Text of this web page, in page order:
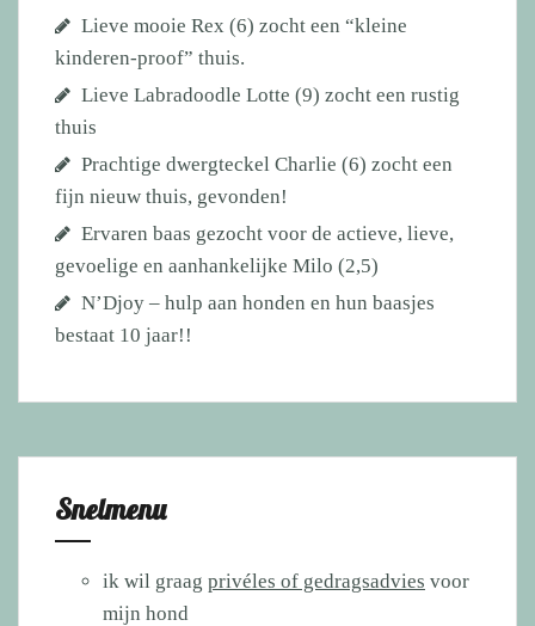
Lieve mooie Rex (6) zocht een “kleine
kinderen-proof” thuis.
Lieve Labradoodle Lotte (9) zocht een rustig
thuis
Prachtige dwergteckel Charlie (6) zocht een
fijn nieuw thuis, gevonden!
Ervaren baas gezocht voor de actieve, lieve,
gevoelige en aanhankelijke Milo (2,5)
N’Djoy – hulp aan honden en hun baasjes
bestaat 10 jaar!!
Snelmenu
ik wil graag privéles of gedragsadvies voor
mijn hond